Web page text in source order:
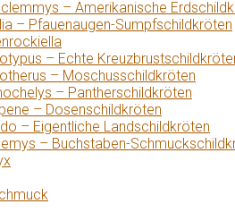
– Amerikanische
– Pfauenaugen-Sumpfschildkröten
– Echte
– Moschusschildkröten
– Pantherschildkröten
– Dosenschildkröten
– Eigentliche Landschildkröten
– Buchstaben-